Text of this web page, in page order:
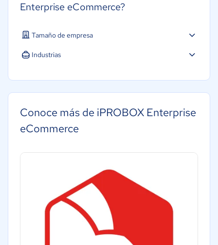
Enterprise eCommerce?
Tamaño de empresa
Industrias
Telecomunicaciones
Manufactura
Conoce más de iPROBOX Enterprise
eCommerce